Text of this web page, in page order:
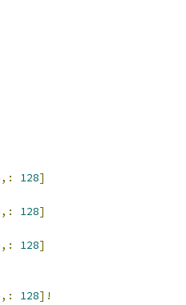
,: 128]
,: 128]
,: 128]
,: 128]!